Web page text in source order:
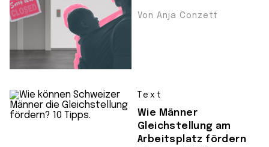
Von Anja Conzett
Text
Wie Männer
Gleichstellung am
Arbeitsplatz fördern